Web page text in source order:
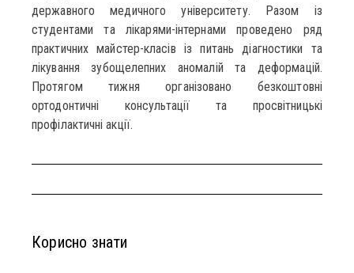
державного медичного університету. Разом із
студентами та лікарями-інтернами проведено ряд
практичних майстер-класів із питань діагностики та
лікування зубощелепних аномалій та деформацій.
Протягом тижня організовано безкоштовні
ортодонтичні консультації та просвітницькі
профілактичні акції.
Корисно знати